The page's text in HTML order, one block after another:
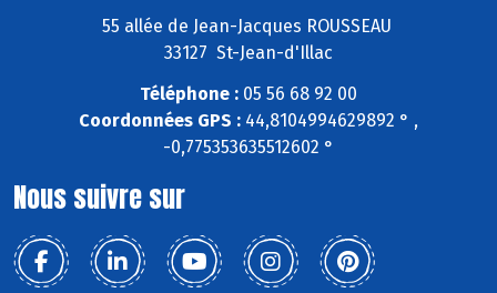
55 allée de Jean-Jacques ROUSSEAU
33127 St-Jean-d'Illac
Téléphone : 05 56 68 92 00
Coordonnées GPS : 44,8104994629892 ° ,
-0,775353635512602 °
Nous suivre sur